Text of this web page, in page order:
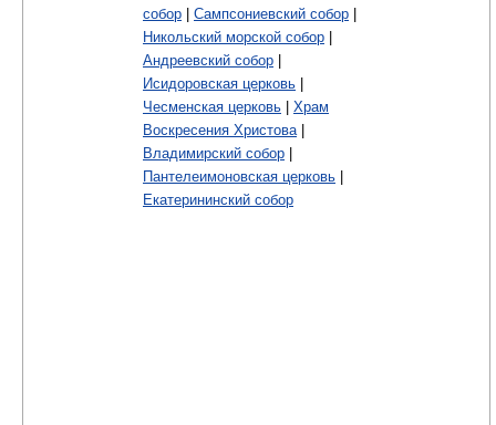
собор
Сампсониевский собор
Никольский морской собор
Андреевский собор
Исидоровская церковь
Чесменская церковь
Храм
Воскресения Христова|
Владимирский собор
Пантелеимоновская церковь
Екатерининский собор